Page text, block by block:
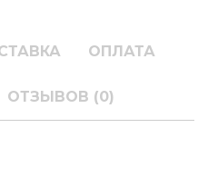
ОПЛАТА
ОТЗЫВОВ (0)